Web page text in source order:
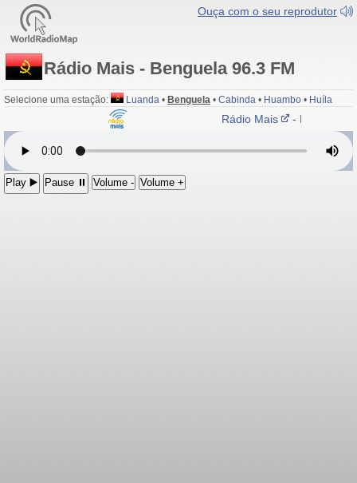
Ouça com o seu reprodutor
Rádio Mais - Benguela 96.3 FM
Selecione uma estação: Luanda • Benguela • Cabinda • Huambo • Huíla
Rádio Mais - Benguela
Play ▶️ Pause ⏸ Volume - Volume +